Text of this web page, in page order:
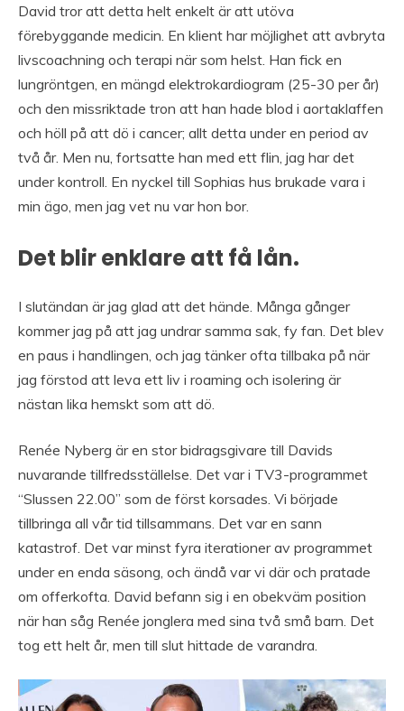
David tror att detta helt enkelt är att utöva
förebyggande medicin. En klient har möjlighet att avbryta
livscoachning och terapi när som helst. Han fick en
lungröntgen, en mängd elektrokardiogram (25-30 per år)
och den missriktade tron att han hade blod i aortaklaffen
och höll på att dö i cancer; allt detta under en period av
två år. Men nu, fortsatte han med ett flin, jag har det
under kontroll. En nyckel till Sophias hus brukade vara i
min ägo, men jag vet nu var hon bor.
Det blir enklare att få lån.
I slutändan är jag glad att det hände. Många gånger
kommer jag på att jag undrar samma sak, fy fan. Det blev
en paus i handlingen, och jag tänker ofta tillbaka på när
jag förstod att leva ett liv i roaming och isolering är
nästan lika hemskt som att dö.
Renée Nyberg är en stor bidragsgivare till Davids
nuvarande tillfredsställelse. Det var i TV3-programmet
“Slussen 22.00” som de först korsades. Vi började
tillbringa all vår tid tillsammans. Det var en sann
katastrof. Det var minst fyra iterationer av programmet
under en enda säsong, och ändå var vi där och pratade
om offerkofta. David befann sig i en obekväm position
när han såg Renée jonglera med sina två små barn. Det
tog ett helt år, men till slut hittade de varandra.